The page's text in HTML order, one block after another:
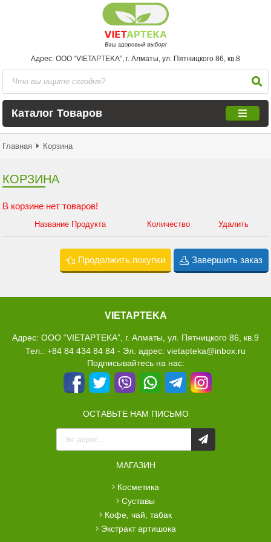
Адрес: ООО “VIETAPTEKA”, г. Алматы, ул. Пятницкого 86, кв.8
Каталог Товаров
Главная Корзина
КОРЗИНА
В корзине нет товаров!
Название Продукта Количество Удалить
Продолжить покупки Завершить заказ
VIETAPTEKA
Адрес: ООО “VIETAPTEKA”, г. Алматы, ул. Пятницкого 86, кв.9
Тел.: +84 84 434 84 84 - Эл. адрес: vietapteka@inbox.ru
Подписывайтесь на нас:
ОСТАВЬТЕ НАМ ПИСЬМО
МАГАЗИН
косметика
суставы
кофе, чай, табак
экстракт артишока